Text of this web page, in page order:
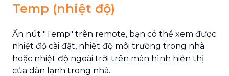
Temp (nhiệt độ)
Ấn nút "Temp" trên remote, bạn có thể xem được
nhiệt độ cài đặt, nhiệt độ môi trường trong nhà
hoặc nhiệt độ ngoài trời trên màn hình hiển thị
của dàn lạnh trong nhà.